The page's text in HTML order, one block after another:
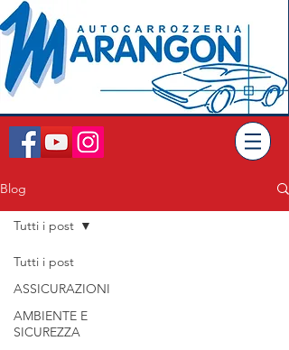
Blog
Tutti i post
ASSICURAZIONI
AMBIENTE E
SICUREZZA
Tutti i post